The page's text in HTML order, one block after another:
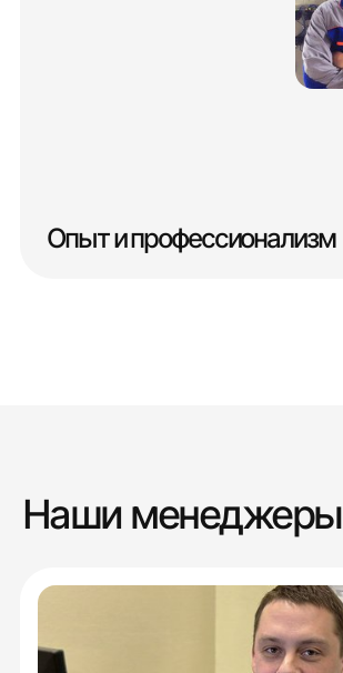
Опыт и профессионализм
Наши менеджеры